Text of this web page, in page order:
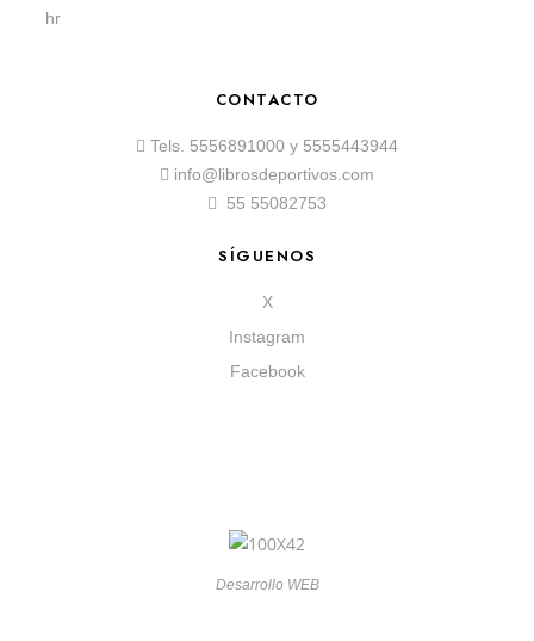
hr
CONTACTO
Tels. 5556891000 y 5555443944
info@librosdeportivos.com
55 55082753
SÍGUENOS
X
Instagram
Facebook
Desarrollo WEB